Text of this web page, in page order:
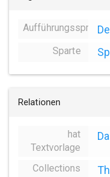
Aufführungssprache
Sparte
Relationen
hat
Textvorlage
Collections